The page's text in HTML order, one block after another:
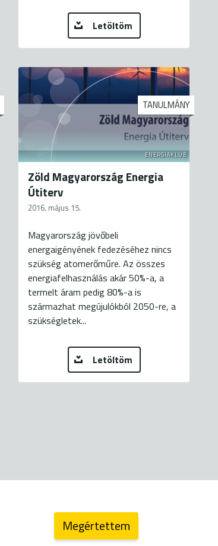
Letöltöm
ENERGIAKLUB
TANULMÁNY
Zöld Magyarország Energia
Útiterv
2016. május 15.
Magyarország jövőbeli
energaigényének fedezéséhez nincs
szükség atomerőműre. Az összes
energiafelhasználás akár 50%-a, a
termelt áram pedig 80%-a is
származhat megújulókból 2050-re, a
szükségletek...
Letöltöm
Megértettem